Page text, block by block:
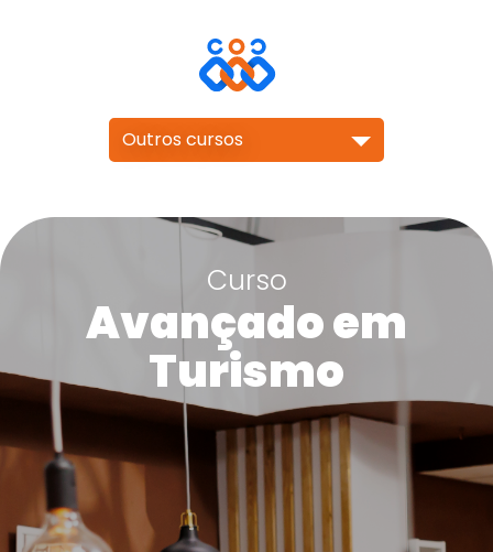
Outros cursos
Curso
Avançado em
Turismo